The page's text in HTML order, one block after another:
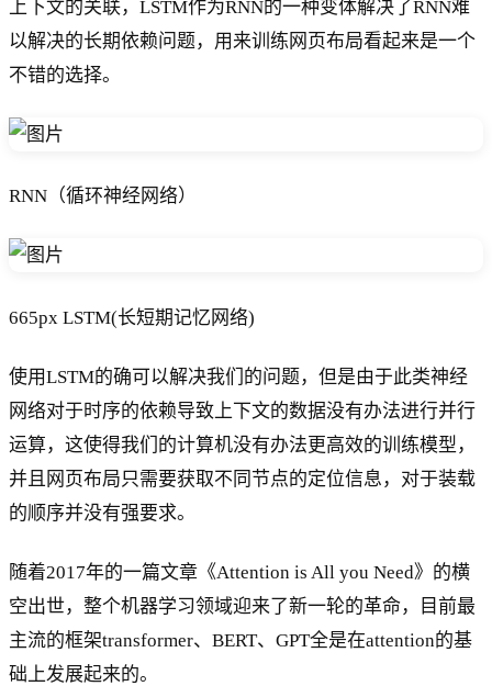
上下文的关联，LSTM作为RNN的一种变体解决了RNN难
以解决的长期依赖问题，用来训练网页布局看起来是一个
不错的选择。
RNN（循环神经网络）
665px LSTM(长短期记忆网络)
使用LSTM的确可以解决我们的问题，但是由于此类神经
网络对于时序的依赖导致上下文的数据没有办法进行并行
运算，这使得我们的计算机没有办法更高效的训练模型，
并且网页布局只需要获取不同节点的定位信息，对于装载
的顺序并没有强要求。
随着2017年的一篇文章《Attention is All you Need》的横
空出世，整个机器学习领域迎来了新一轮的革命，目前最
主流的框架transformer、BERT、GPT全是在attention的基
础上发展起来的。